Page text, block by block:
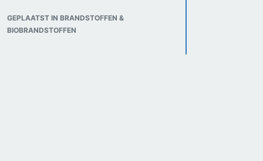
GEPLAATST IN BRANDSTOFFEN &
BIOBRANDSTOFFEN